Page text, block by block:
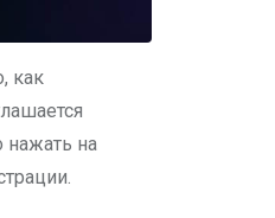
как
нажать на